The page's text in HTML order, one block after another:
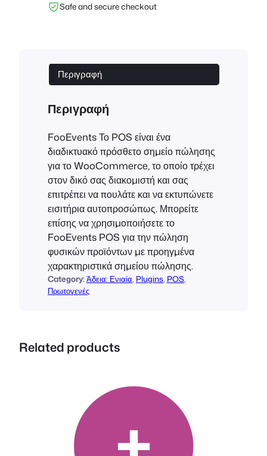
e
P
O
(
i
c
e
n
s
e
:
S
i
n
g
l
ο
Safe and secure checkout
Περιγραφή
Περιγραφή
FooEvents Το POS είναι ένα
διαδικτυακό πρόσθετο σημείο πώλησης
για το WooCommerce, το οποίο τρέχει
στον δικό σας διακομιστή και σας
επιτρέπει να πουλάτε και να εκτυπώνετε
εισιτήρια αυτοπροσώπως. Μπορείτε
επίσης να χρησιμοποιήσετε το
FooEvents POS για την πώληση
φυσικών προϊόντων με προηγμένα
χαρακτηριστικά σημείου πώλησης.
Category:Άδεια: Ενιαία Plugins POS
Πρωτογενές
Related products